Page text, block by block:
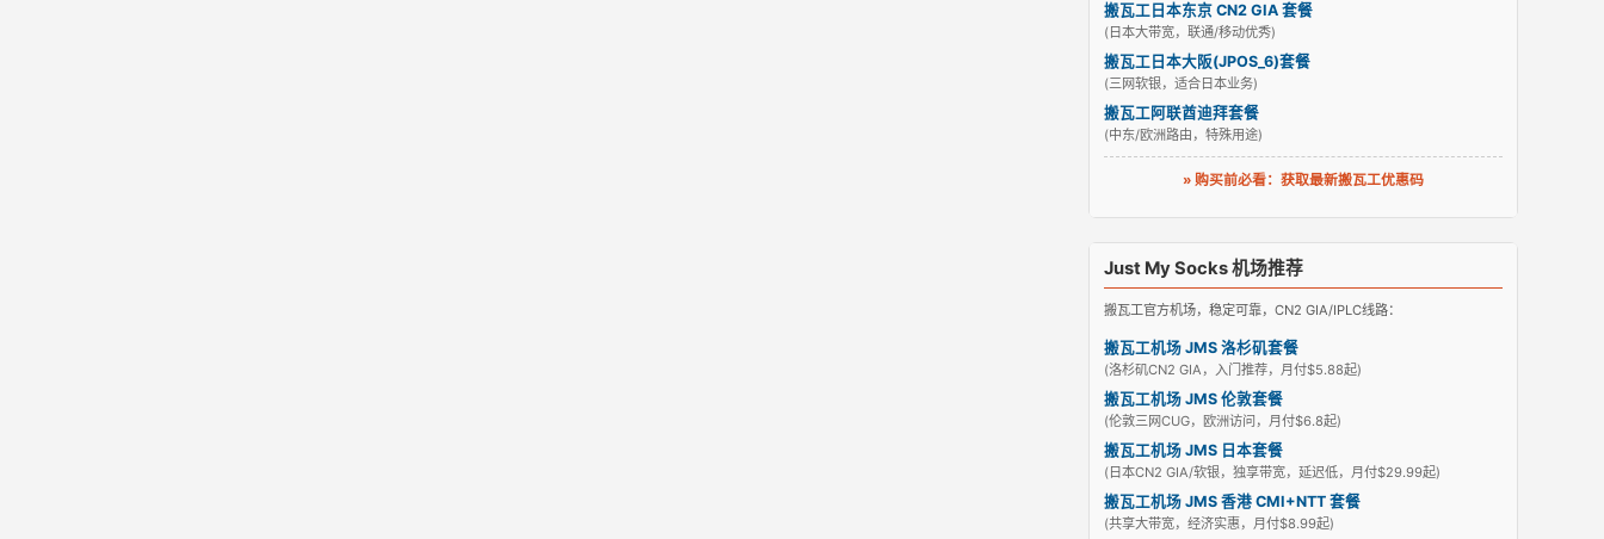
搬瓦工日本东京 CN2 GIA 套餐
(日本大带宽，联通/移动优秀)
搬瓦工日本大阪(JPOS_6)套餐
(三网软银，适合日本业务)
搬瓦工阿联酋迪拜套餐
(中东/欧洲路由，特殊用途)
» 购买前必看：获取最新搬瓦工优惠码
Just My Socks 机场推荐
搬瓦工官方机场，稳定可靠，CN2 GIA/IPLC线路：
搬瓦工机场 JMS 洛杉矶套餐
(洛杉矶CN2 GIA，入门推荐，月付$5.88起)
搬瓦工机场 JMS 伦敦套餐
(伦敦三网CUG，欧洲访问，月付$6.8起)
搬瓦工机场 JMS 日本套餐
(日本CN2 GIA/软银，独享带宽，延迟低，月付$29.99起)
搬瓦工机场 JMS 香港 CMI+NTT 套餐
(共享大带宽，经济实惠，月付$8.99起)